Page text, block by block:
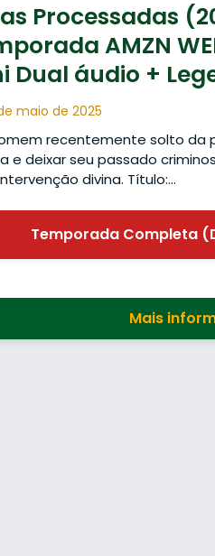
Processadas
AMZN
Dual áudio +
maio de 2025
recentemente solto da
e deixar seu passado
divina. Título:…
Temporada Completa
Mais